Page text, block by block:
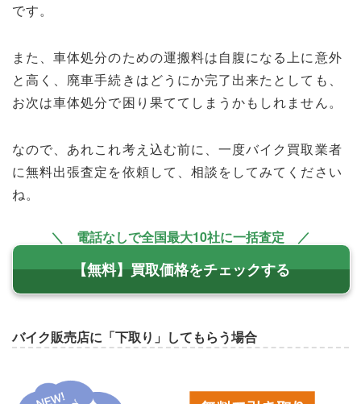
です。
また、車体処分のための運搬料は自腹になる上に意外
と高く、廃車手続きはどうにか完了出来たとしても、
お次は車体処分で困り果ててしまうかもしれません。
なので、あれこれ考え込む前に、一度バイク買取業者
に無料出張査定を依頼して、相談をしてみてください
ね。
＼ 電話なしで全国最大10社に一括査定 ／
【無料】買取価格をチェックする
バイク販売店に「下取り」してもらう場合